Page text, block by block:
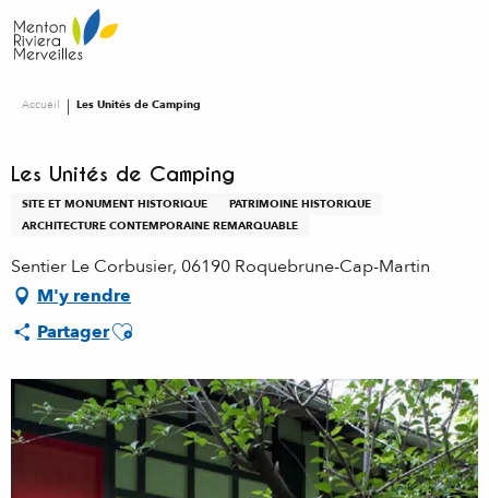
au
contenu
Accueil Les Unités de Camping
Les Unités de Camping
SITE ET MONUMENT HISTORIQUE
PATRIMOINE HISTORIQUE
ARCHITECTURE CONTEMPORAINE REMARQUABLE
Sentier Le Corbusier, 06190 Roquebrune-Cap-Martin
M'y rendre
PartagerAjouter aux favoris